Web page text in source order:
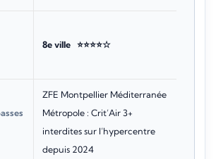
8e ville ⭐⭐⭐⭐☆
ZFE Montpellier Méditerranée
Métropole : Crit’Air 3+
interdites sur l’hypercentre
depuis 2024